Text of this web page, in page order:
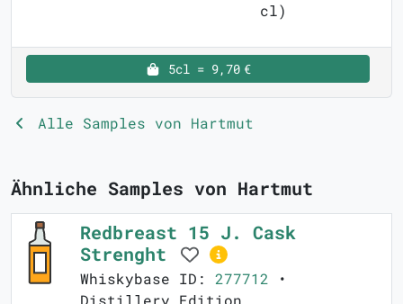
cl)
5cl = 9,70 €
Alle Samples von Hartmut
Ähnliche Samples von Hartmut
Redbreast 15 J. Cask
Strenght
Whiskybase ID: 277712 •
Distillery Edition